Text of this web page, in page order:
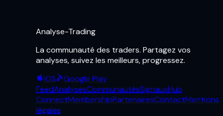
Analyse-Trading
La communauté des traders. Partagez vos
analyses, suivez les meilleurs, progressez.
iOS
Google Play
FeedAnalysesCommunautésSignauxHub
ConnectMembershipPartenairesContactMentions
légales